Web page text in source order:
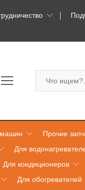
Прочие
Для
Для кондиционеров
Для обогревателей